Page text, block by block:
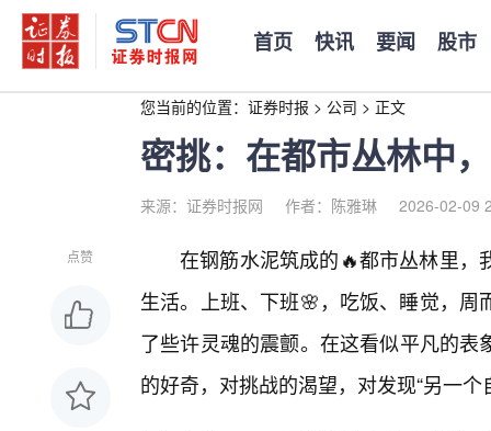
首页 快讯 要闻 股市
您当前的位置： 证券时报 > 公司 > 正文
密挑：在都市丛林中
来源：证券时报网 作者：陈雅琳 2026-02-09
点赞
在钢筋水泥筑成的🔥都市丛林里，
生活。上班、下班🌸，吃饭、睡觉，
了些许灵魂的震颤。在这看似平凡的
的好奇，对挑战的渴望，对发现“另一个